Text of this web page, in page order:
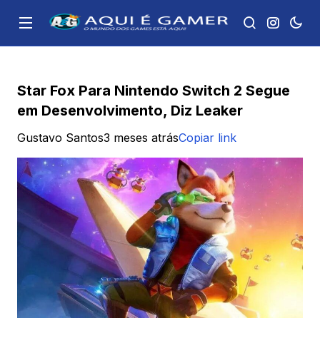
Star Fox Para Nintendo Switch 2 Segue
em Desenvolvimento, Diz Leaker
Gustavo Santos3 meses atrásCopiar link